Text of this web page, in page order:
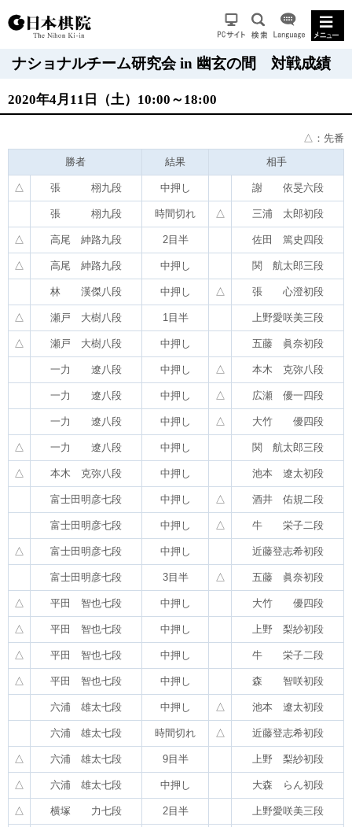
ナショナルチーム研究会 in 幽玄の間 対戦成績
2020年4月11日（土）10:00～18:00
△：先番
勝者
結果 相手
△ 張 栩九段 中押し 謝 依旻六段
張 栩九段 時間切れ △ 三浦 太郎初段
△ 高尾 紳路九段 2目半 佐田 篤史四段
△ 高尾 紳路九段 中押し 関 航太郎三段
林 漢傑八段 中押し △ 張 心澄初段
△ 瀬戸 大樹八段 1目半 上野愛咲美三段
△ 瀬戸 大樹八段 中押し 五藤 眞奈初段
一力 遼八段 中押し △ 本木 克弥八段
一力 遼八段 中押し △ 広瀬 優一四段
一力 遼八段 中押し △ 大竹 優四段
△ 一力 遼八段 中押し 関 航太郎三段
△ 本木 克弥八段 中押し 池本 遼太初段
富士田明彦七段 中押し △ 酒井 佑規二段
富士田明彦七段 中押し △ 牛 栄子二段
△ 富士田明彦七段 中押し 近藤登志希初段
富士田明彦七段 3目半 △ 五藤 眞奈初段
△ 平田 智也七段 中押し 大竹 優四段
△ 平田 智也七段 中押し 上野 梨紗初段
△ 平田 智也七段 中押し 牛 栄子二段
△ 平田 智也七段 中押し 森 智咲初段
六浦 雄太七段 中押し △ 池本 遼太初段
六浦 雄太七段 時間切れ △ 近藤登志希初段
△ 六浦 雄太七段 9目半 上野 梨紗初段
△ 六浦 雄太七段 中押し 大森 らん初段
△ 横塚 力七段 2目半 上野愛咲美三段